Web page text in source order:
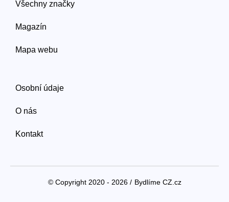
Všechny značky
Magazín
Mapa webu
Osobní údaje
O nás
Kontakt
© Copyright 2020 - 2026 / Bydlíme CZ.cz